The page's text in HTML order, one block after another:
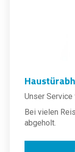
Unser Service
Bei vielen
abgeholt.